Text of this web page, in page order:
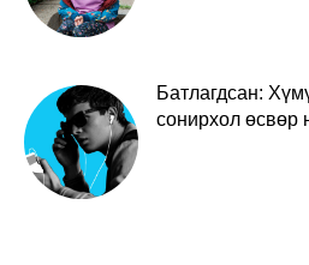
Батлагдсан:
сонирхол өсвөр